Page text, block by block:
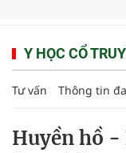
Y HỌC CỔ
Tư vấn Thông tin
Huyền hồ -